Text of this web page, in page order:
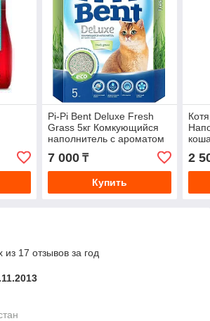
Pi-Pi Bent Deluxe Fresh
Grass 5кг Комкующийся
наполнитель с ароматом
свежескошенной травы
для туалета кошек
7 000₸
Купить
2
17 отзывов за год